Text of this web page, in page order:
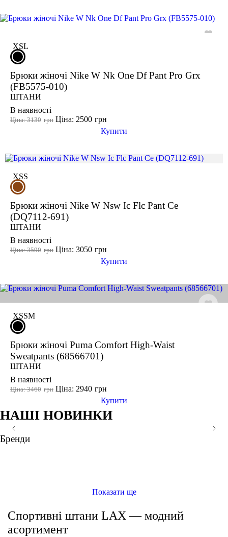
-20%
XSL
Брюки жіночі Nike W Nk One Df Pant Pro Grx
(FB5575-010)
ШТАНИ
В наявності
грн
Ціна: 3130 грн
Ціна: 2500
Купити
-15%
XSS
Брюки жіночі Nike W Nsw Ic Flc Pant Ce
(DQ7112-691)
ШТАНИ
В наявності
грн
Ціна: 3590 грн
Ціна: 3050
Купити
-15%
XSSM
Брюки жіночі Puma Comfort High-Waist
Sweatpants (68566701)
ШТАНИ
В наявності
грн
Ціна: 3460 грн
Ціна: 2940
Купити
НАШІ НОВИНКИ
XSSML
ще кольори
XSSML
ще кольори
XSSML
ще кольори
SMLXL
Бренди
Показати ще
Спортивні штани LAX — модний
асортимент